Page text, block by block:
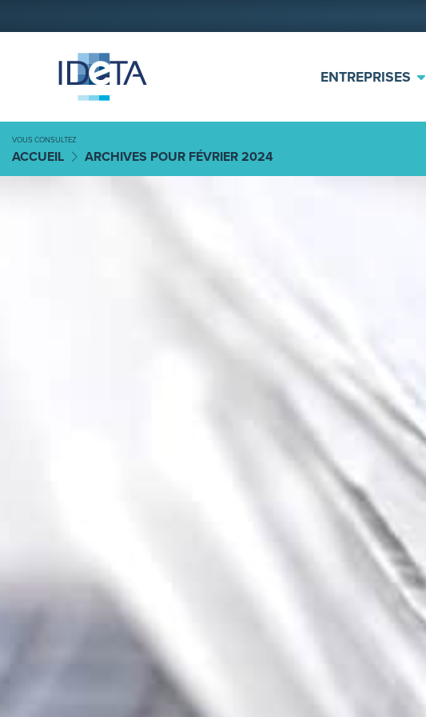
ENTREPRISES
VOUS CONSULTEZ
ACCUEIL ARCHIVES POUR FÉVRIER 2024